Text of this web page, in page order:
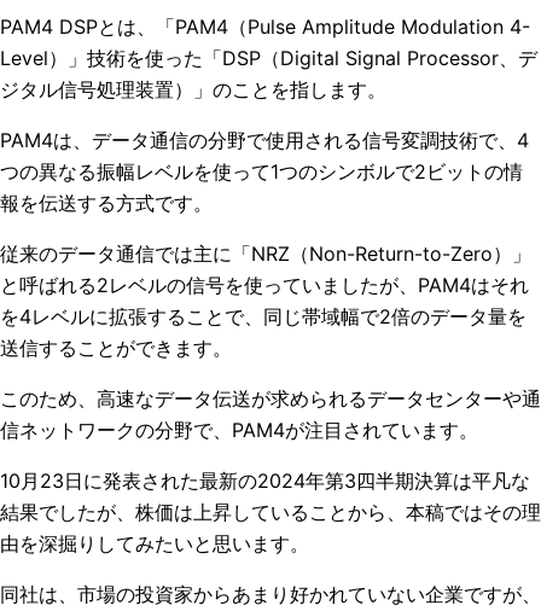
PAM4 DSPとは、「PAM4（Pulse Amplitude Modulation 4-
Level）」技術を使った「DSP（Digital Signal Processor、デ
ジタル信号処理装置）」のことを指します。
PAM4は、データ通信の分野で使用される信号変調技術で、4
つの異なる振幅レベルを使って1つのシンボルで2ビットの情
報を伝送する方式です。
従来のデータ通信では主に「NRZ（Non-Return-to-Zero）」
と呼ばれる2レベルの信号を使っていましたが、PAM4はそれ
を4レベルに拡張することで、同じ帯域幅で2倍のデータ量を
送信することができます。
このため、高速なデータ伝送が求められるデータセンターや通
信ネットワークの分野で、PAM4が注目されています。
10月23日に発表された最新の2024年第3四半期決算は平凡な
結果でしたが、株価は上昇していることから、本稿ではその理
由を深掘りしてみたいと思います。
同社は、市場の投資家からあまり好かれていない企業ですが、